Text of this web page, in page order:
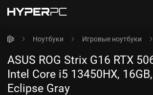
Ноутбуки Игровые ноутбуки
ASUS ROG Strix G16 RTX
Intel Core i5 13450HX,
Eclipse Gray